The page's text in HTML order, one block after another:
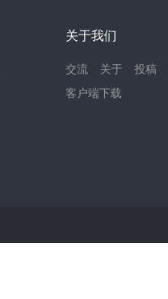
关于我们
交流 关于
投稿
客户端下载